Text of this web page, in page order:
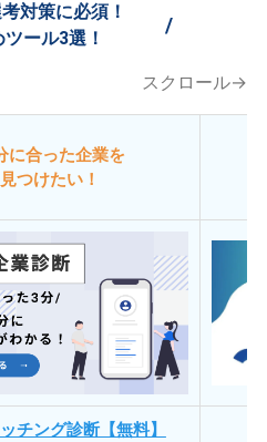
対策に必須！
ール3選！
/
スクロール→
に合った企業を
見つけたい！
チング診断【無料】